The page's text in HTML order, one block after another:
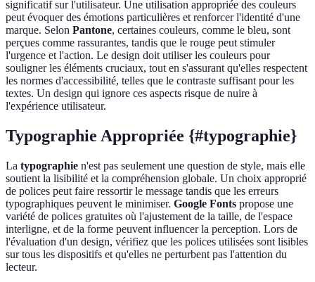
significatif sur l'utilisateur. Une utilisation appropriée des couleurs
peut évoquer des émotions particulières et renforcer l'identité d'une
marque. Selon Pantone, certaines couleurs, comme le bleu, sont
perçues comme rassurantes, tandis que le rouge peut stimuler
l'urgence et l'action. Le design doit utiliser les couleurs pour
souligner les éléments cruciaux, tout en s'assurant qu'elles respectent
les normes d'accessibilité, telles que le contraste suffisant pour les
textes. Un design qui ignore ces aspects risque de nuire à
l'expérience utilisateur.
Typographie Appropriée {#typographie}
La typographie n'est pas seulement une question de style, mais elle
soutient la lisibilité et la compréhension globale. Un choix approprié
de polices peut faire ressortir le message tandis que les erreurs
typographiques peuvent le minimiser. Google Fonts propose une
variété de polices gratuites où l'ajustement de la taille, de l'espace
interligne, et de la forme peuvent influencer la perception. Lors de
l'évaluation d'un design, vérifiez que les polices utilisées sont lisibles
sur tous les dispositifs et qu'elles ne perturbent pas l'attention du
lecteur.